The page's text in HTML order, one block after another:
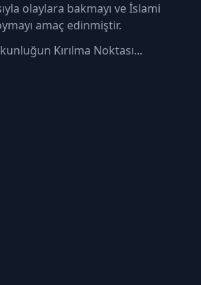
olaylara bakmayı ve İslami
amaç edinmiştir.
Kırılma Noktası...